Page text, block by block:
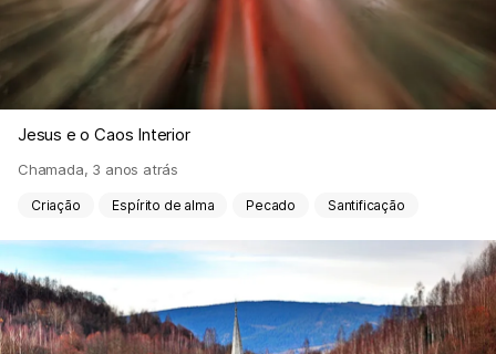
Jesus e o Caos Interior
Chamada, 3 anos atrás
Criação Espírito de alma Pecado Santificação